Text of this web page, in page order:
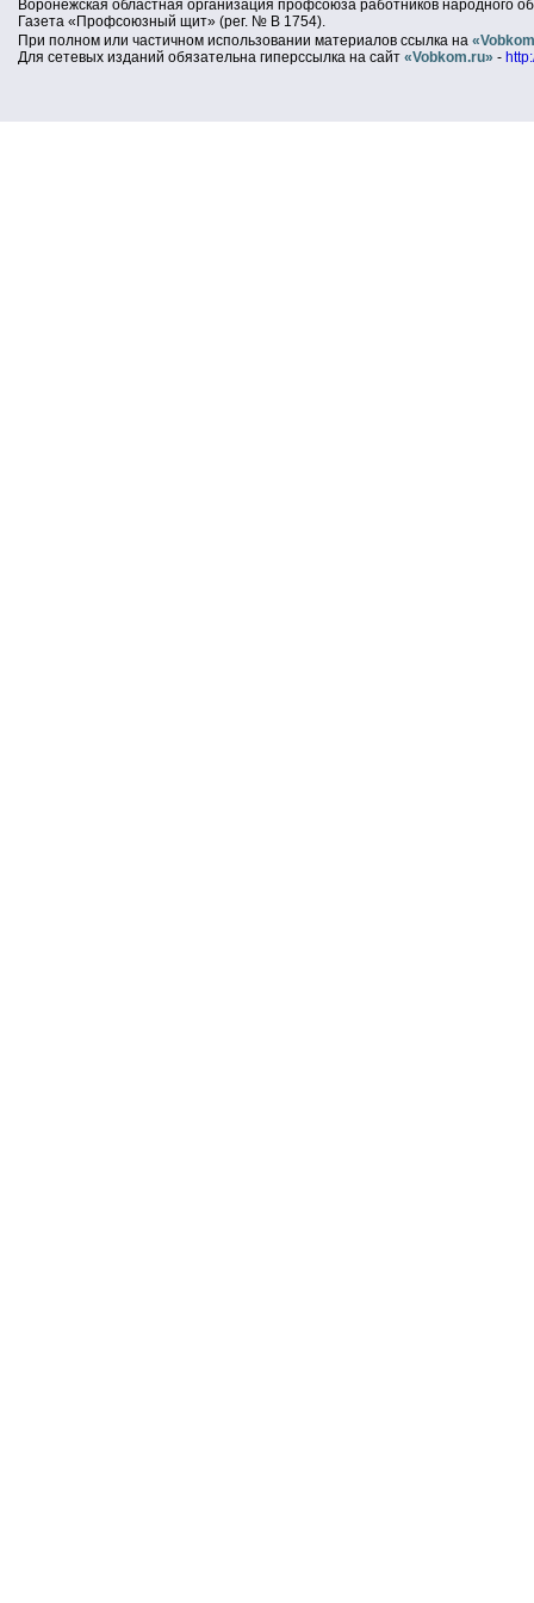
Воронежская областная организация профсоюза работников народного
Газета «Профсоюзный щит» (рег. № В 1754).
При полном или частичном использовании материалов ссылка на
Для сетевых изданий обязательна гиперссылка на сайт «Vobkom.ru» -